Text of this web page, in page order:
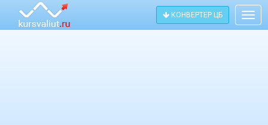
КОНВЕРТЕР ЦБ